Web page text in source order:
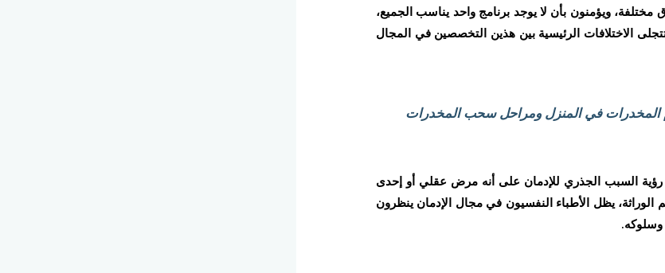
ويؤمنون بأن لا يوجد برنامج واحد يناسب الجميع،
الاختلافات الرئيسية بين هذين التخصصين في المجال
في المنزل ومراحل سحب المخدرات
السبب الجذري للإدمان على أنه مرض عقلي أو إحدى
يظل الأطباء النفسيون في مجال الإدمان ينظرون
وسلوكه.